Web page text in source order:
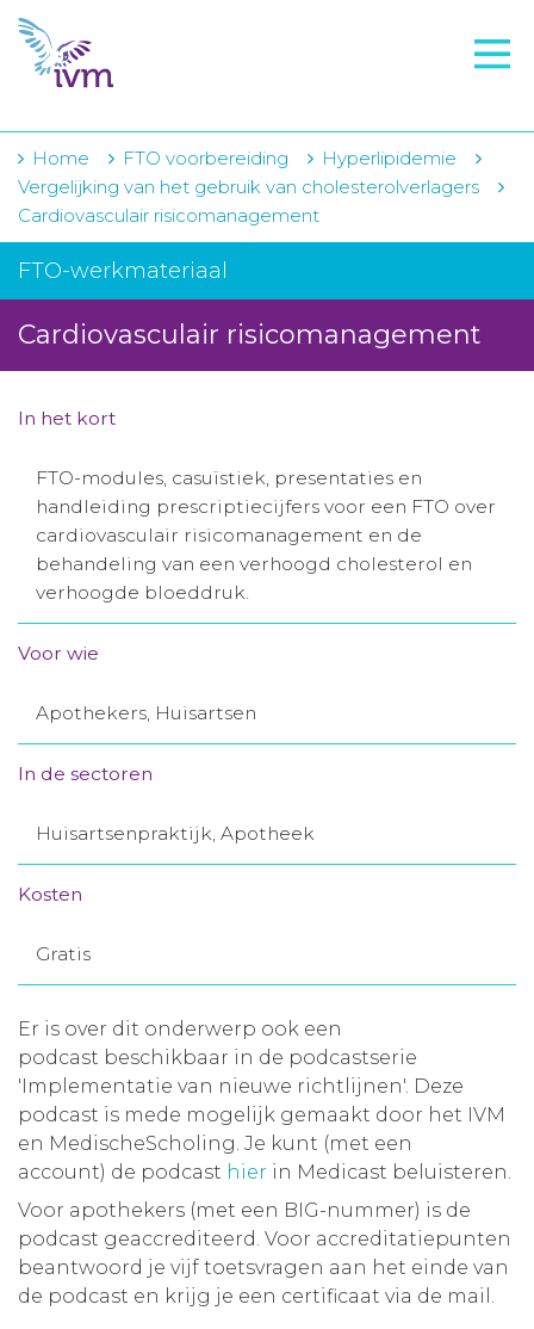
VMI
FTO voorbereiding
IVM-academie
Zorginstellingen
Projecten
Actueel
Winkelwagentje
Aanmelden nieuwsbrief
Toegang leeromgeving
Home FTO voorbereiding
Hyperlipidemie
Vergelijking van het gebruik van cholesterolverlagers
Cardiovasculair risicomanagement
FTO-werkmateriaal
Cardiovasculair risicomanagement
In het kort
FTO-modules, casuïstiek, presentaties en
handleiding prescriptiecijfers voor een FTO over
cardiovasculair risicomanagement en de
behandeling van een verhoogd cholesterol en
verhoogde bloeddruk.
Voor wie
Apothekers, Huisartsen
In de sectoren
Huisartsenpraktijk, Apotheek
Kosten
Gratis
Er is over dit onderwerp ook een
podcast beschikbaar in de podcastserie
'Implementatie van nieuwe richtlijnen'. Deze
podcast is mede mogelijk gemaakt door het IVM
en MedischeScholing. Je kunt (met een
account) de podcast hier in Medicast beluisteren.
Voor apothekers (met een BIG-nummer) is de
podcast geaccrediteerd. Voor accreditatiepunten
beantwoord je vijf toetsvragen aan het einde van
de podcast en krijg je een certificaat via de mail.